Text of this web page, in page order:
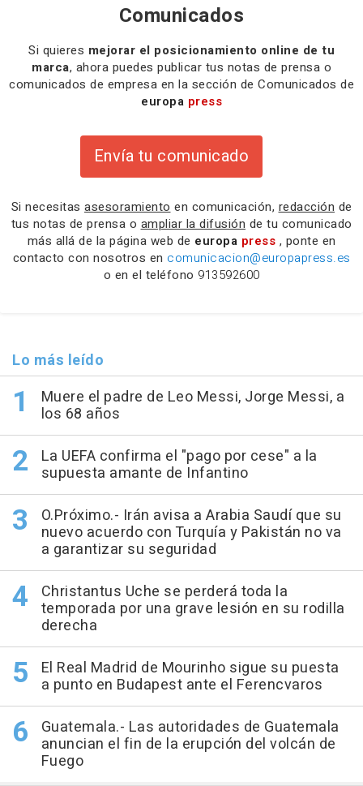
Comunicados
Si quieres mejorar el posicionamiento online de tu
marca, ahora puedes publicar tus notas de prensa o
comunicados de empresa en la sección de Comunicados de
europa press
Envía tu comunicado
Si necesitas asesoramiento en comunicación, redacción de
tus notas de prensa o ampliar la difusión de tu comunicado
más allá de la página web de europa press , ponte en
contacto con nosotros en comunicacion@europapress.es
o en el teléfono 913592600
Lo más leído
Muere el padre de Leo Messi, Jorge Messi, a
los 68 años
La UEFA confirma el "pago por cese" a la
supuesta amante de Infantino
O.Próximo.- Irán avisa a Arabia Saudí que su
nuevo acuerdo con Turquía y Pakistán no va
a garantizar su seguridad
Christantus Uche se perderá toda la
temporada por una grave lesión en su rodilla
derecha
El Real Madrid de Mourinho sigue su puesta
a punto en Budapest ante el Ferencvaros
Guatemala.- Las autoridades de Guatemala
anuncian el fin de la erupción del volcán de
Fuego